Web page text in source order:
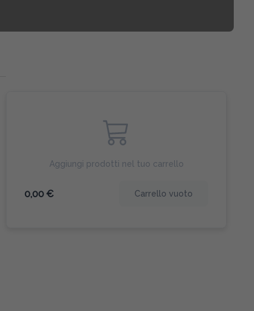
Aggiungi prodotti nel tuo carrello
0,00 € Carrello vuoto